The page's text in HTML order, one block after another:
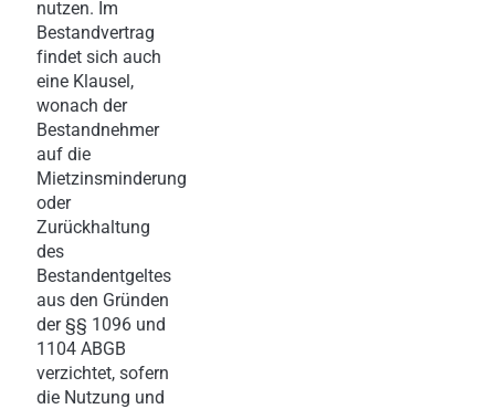
nutzen. Im
Bestandvertrag
findet sich auch
eine Klausel,
wonach der
Bestandnehmer
auf die
Mietzinsminderung
oder
Zurückhaltung
des
Bestandentgeltes
aus den Gründen
der §§ 1096 und
1104 ABGB
verzichtet, sofern
die Nutzung und